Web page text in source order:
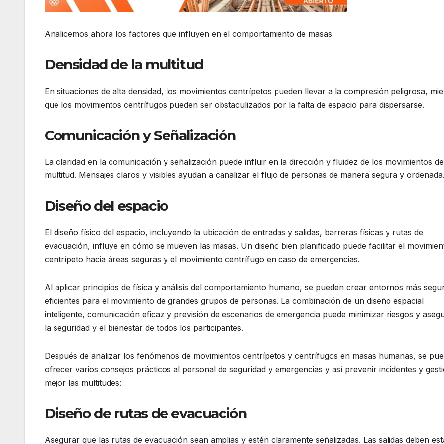
Analicemos ahora los factores que influyen en el comportamiento de masas:
Densidad de la multitud
En situaciones de alta densidad, los movimientos centrípetos pueden llevar a la compresión peligrosa,
que los movimientos centrífugos pueden ser obstaculizados por la falta de espacio para dispersarse.
Comunicación y Señalización
La claridad en la comunicación y señalización puede influir en la dirección y fluidez de los movimientos
multitud. Mensajes claros y visibles ayudan a canalizar el flujo de personas de manera segura y ordenada.
Diseño del espacio
El diseño físico del espacio, incluyendo la ubicación de entradas y salidas, barreras físicas y rutas de
evacuación, influye en cómo se mueven las masas. Un diseño bien planificado puede facilitar el
centrípeto hacia áreas seguras y el movimiento centrífugo en caso de emergencias.
Al aplicar principios de física y análisis del comportamiento humano, se pueden crear entornos más
eficientes para el movimiento de grandes grupos de personas. La combinación de un diseño espacial
inteligente, comunicación eficaz y previsión de escenarios de emergencia puede minimizar riesgos y
la seguridad y el bienestar de todos los participantes.
Después de analizar los fenómenos de movimientos centrípetos y centrífugos en masas humanas, se
ofrecer varios consejos prácticos al personal de seguridad y emergencias y así prevenir incidentes y
mejor las multitudes:
Diseño de rutas de evacuación
Asegurar que las rutas de evacuación sean amplias y estén claramente señalizadas. Las salidas deben